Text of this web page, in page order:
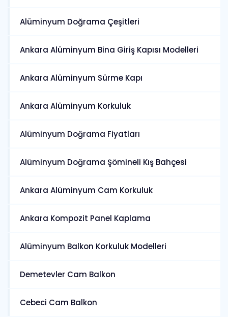
Alüminyum Doğrama Çeşitleri
Ankara Alüminyum Bina Giriş Kapısı Modelleri
Ankara Alüminyum Sürme Kapı
Ankara Alüminyum Korkuluk
Alüminyum Doğrama Fiyatları
Alüminyum Doğrama Şömineli Kış Bahçesi
Ankara Alüminyum Cam Korkuluk
Ankara Kompozit Panel Kaplama
Alüminyum Balkon Korkuluk Modelleri
Demetevler Cam Balkon
Cebeci Cam Balkon